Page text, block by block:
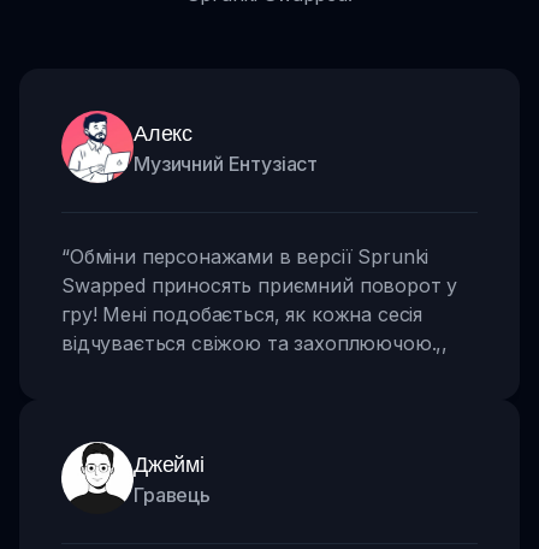
Алекс
Музичний Ентузіаст
“Обміни персонажами в версії Sprunki
Swapped приносять приємний поворот у
гру! Мені подобається, як кожна сесія
відчувається свіжою та захоплюючою.,,
Джеймі
Гравець